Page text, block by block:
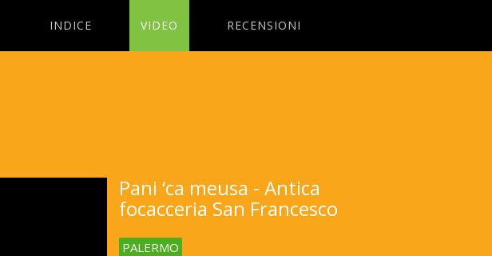
INDICE VIDEO RECENSIONI
Pani ‘ca meusa - Antica
focacceria San Francesco
PALERMO